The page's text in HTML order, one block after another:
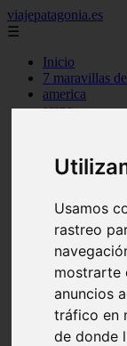
Usamos
rastreo
mostrarte
anuncios
tráfico en
de donde
viajepatagonia.es
☰
Inicio
7 maravillas
america
arena
c cordoba
c entre rios
c mendoza
c neuquen
c provincias
c rio negro
c santa fe
c tierra de
c tucuman
c zona austral
carmen